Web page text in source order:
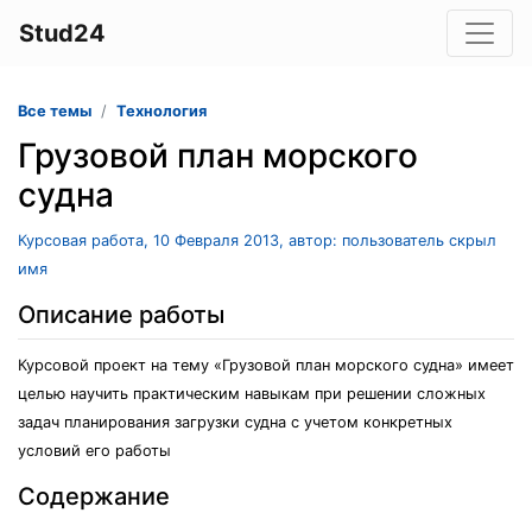
Stud24
Все темы Технология
Грузовой план морского
судна
Курсовая работа, 10 Февраля 2013, автор: пользователь скрыл
имя
Описание работы
Курсовой проект на тему «Грузовой план морского судна» имеет
целью научить практическим навыкам при решении сложных
задач планирования загрузки судна с учетом конкретных
условий его работы
Содержание